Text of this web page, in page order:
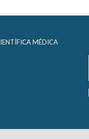
MÉDICA